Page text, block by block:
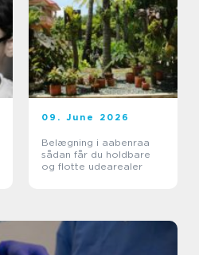
09. June 2026
Belægning i aabenraa
sådan får du holdbare
og flotte udearealer